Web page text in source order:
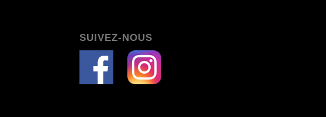
SUIVEZ-NOUS